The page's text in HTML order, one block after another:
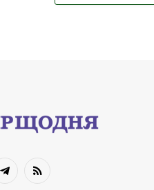
TelegramRSS